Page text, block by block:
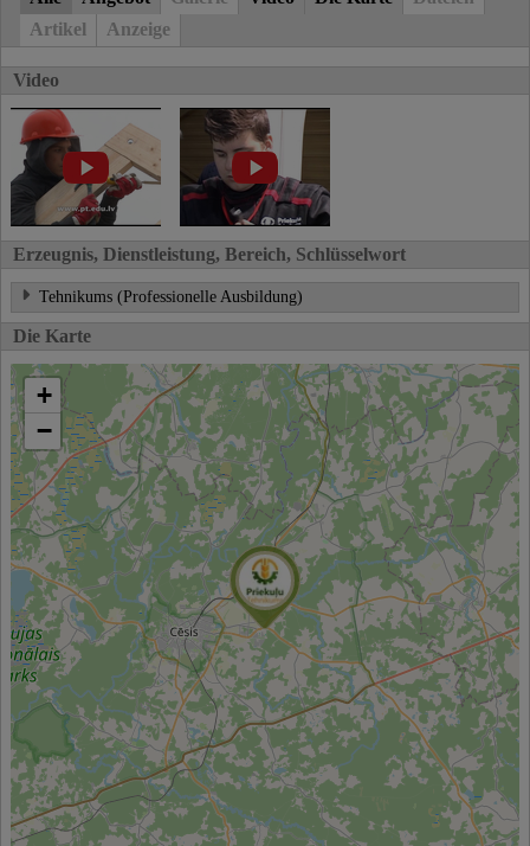
Artikel
Anzeige
Video
Erzeugnis, Dienstleistung, Bereich, Schlüsselwort
Tehnikums (Professionelle Ausbildung)
Die Karte
+
−